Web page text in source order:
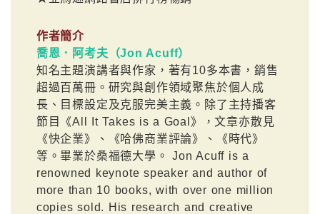
作者簡介
喬恩．阿考夫（Jon Acuff）
知名主題演講者與作家，著有10多本書，銷售
超過百萬冊。研究與創作領域聚焦於個人成
長、目標設定及克服完美主義。除了主持播客
節目《All It Takes is a Goal》，文章亦散見
《快企業》、《哈佛商業評論》、《時代》
等。畢業於桑福德大學。 Jon Acuff is a
renowned keynote speaker and author of
more than 10 books, with over one million
copies sold. His research and creative